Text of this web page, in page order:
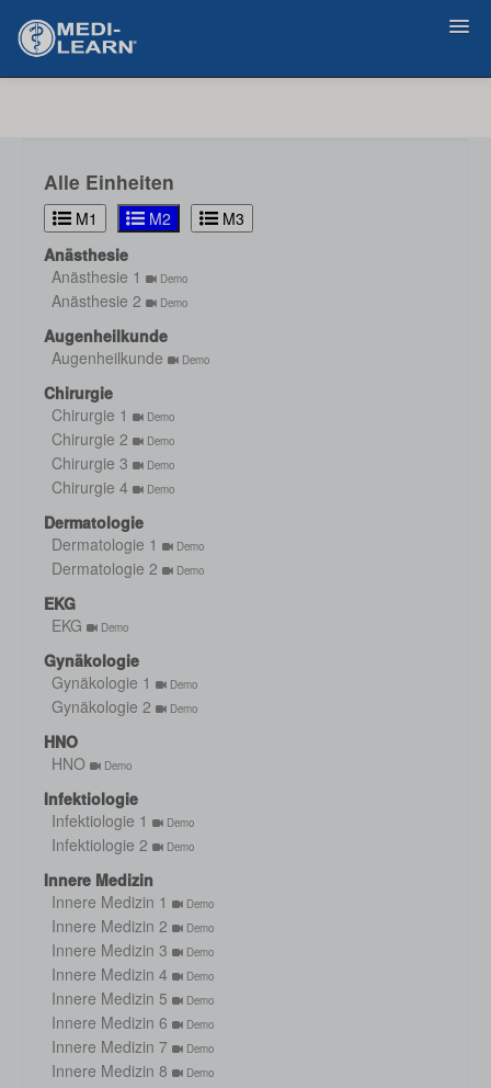
Alle Einheiten
M1 M2
M3
Anästhesie
Anästhesie 1
Demo
Anästhesie 2 Demo
Augenheilkunde
Augenheilkunde
Demo
Chirurgie
Chirurgie 1
Demo
Chirurgie 2 Demo
Chirurgie 3 Demo
Chirurgie 4 Demo
Dermatologie
Dermatologie 1
Demo
Dermatologie 2 Demo
EKG
EKG
Demo
Gynäkologie
Gynäkologie 1
Demo
Gynäkologie 2 Demo
HNO
HNO
Demo
Infektiologie
Infektiologie 1
Demo
Infektiologie 2 Demo
Innere Medizin
Innere Medizin 1
Demo
Innere Medizin 2 Demo
Innere Medizin 3 Demo
Innere Medizin 4 Demo
Innere Medizin 5 Demo
Innere Medizin 6 Demo
Innere Medizin 7 Demo
Innere Medizin 8 Demo